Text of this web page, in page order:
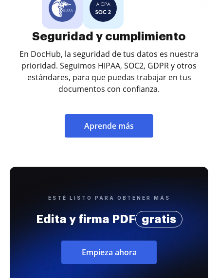
Seguridad y cumplimiento
En DocHub, la seguridad de tus datos es nuestra
prioridad. Seguimos HIPAA, SOC2, GDPR y otros
estándares, para que puedas trabajar en tus
documentos con confianza.
Aprende más
ESTÉ LISTO PARA OBTENER MÁS
Edita y firma PDF gratis
Empieza ahora